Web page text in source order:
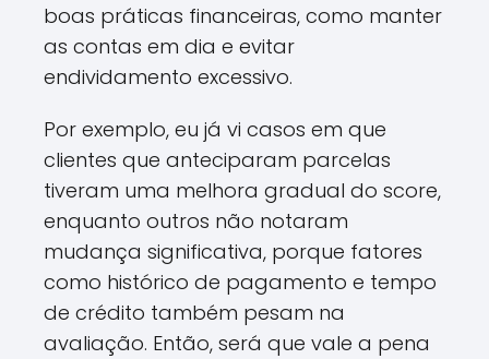
boas práticas financeiras, como manter
as contas em dia e evitar
endividamento excessivo.
Por exemplo, eu já vi casos em que
clientes que anteciparam parcelas
tiveram uma melhora gradual do score,
enquanto outros não notaram
mudança significativa, porque fatores
como histórico de pagamento e tempo
de crédito também pesam na
avaliação. Então, será que vale a pena